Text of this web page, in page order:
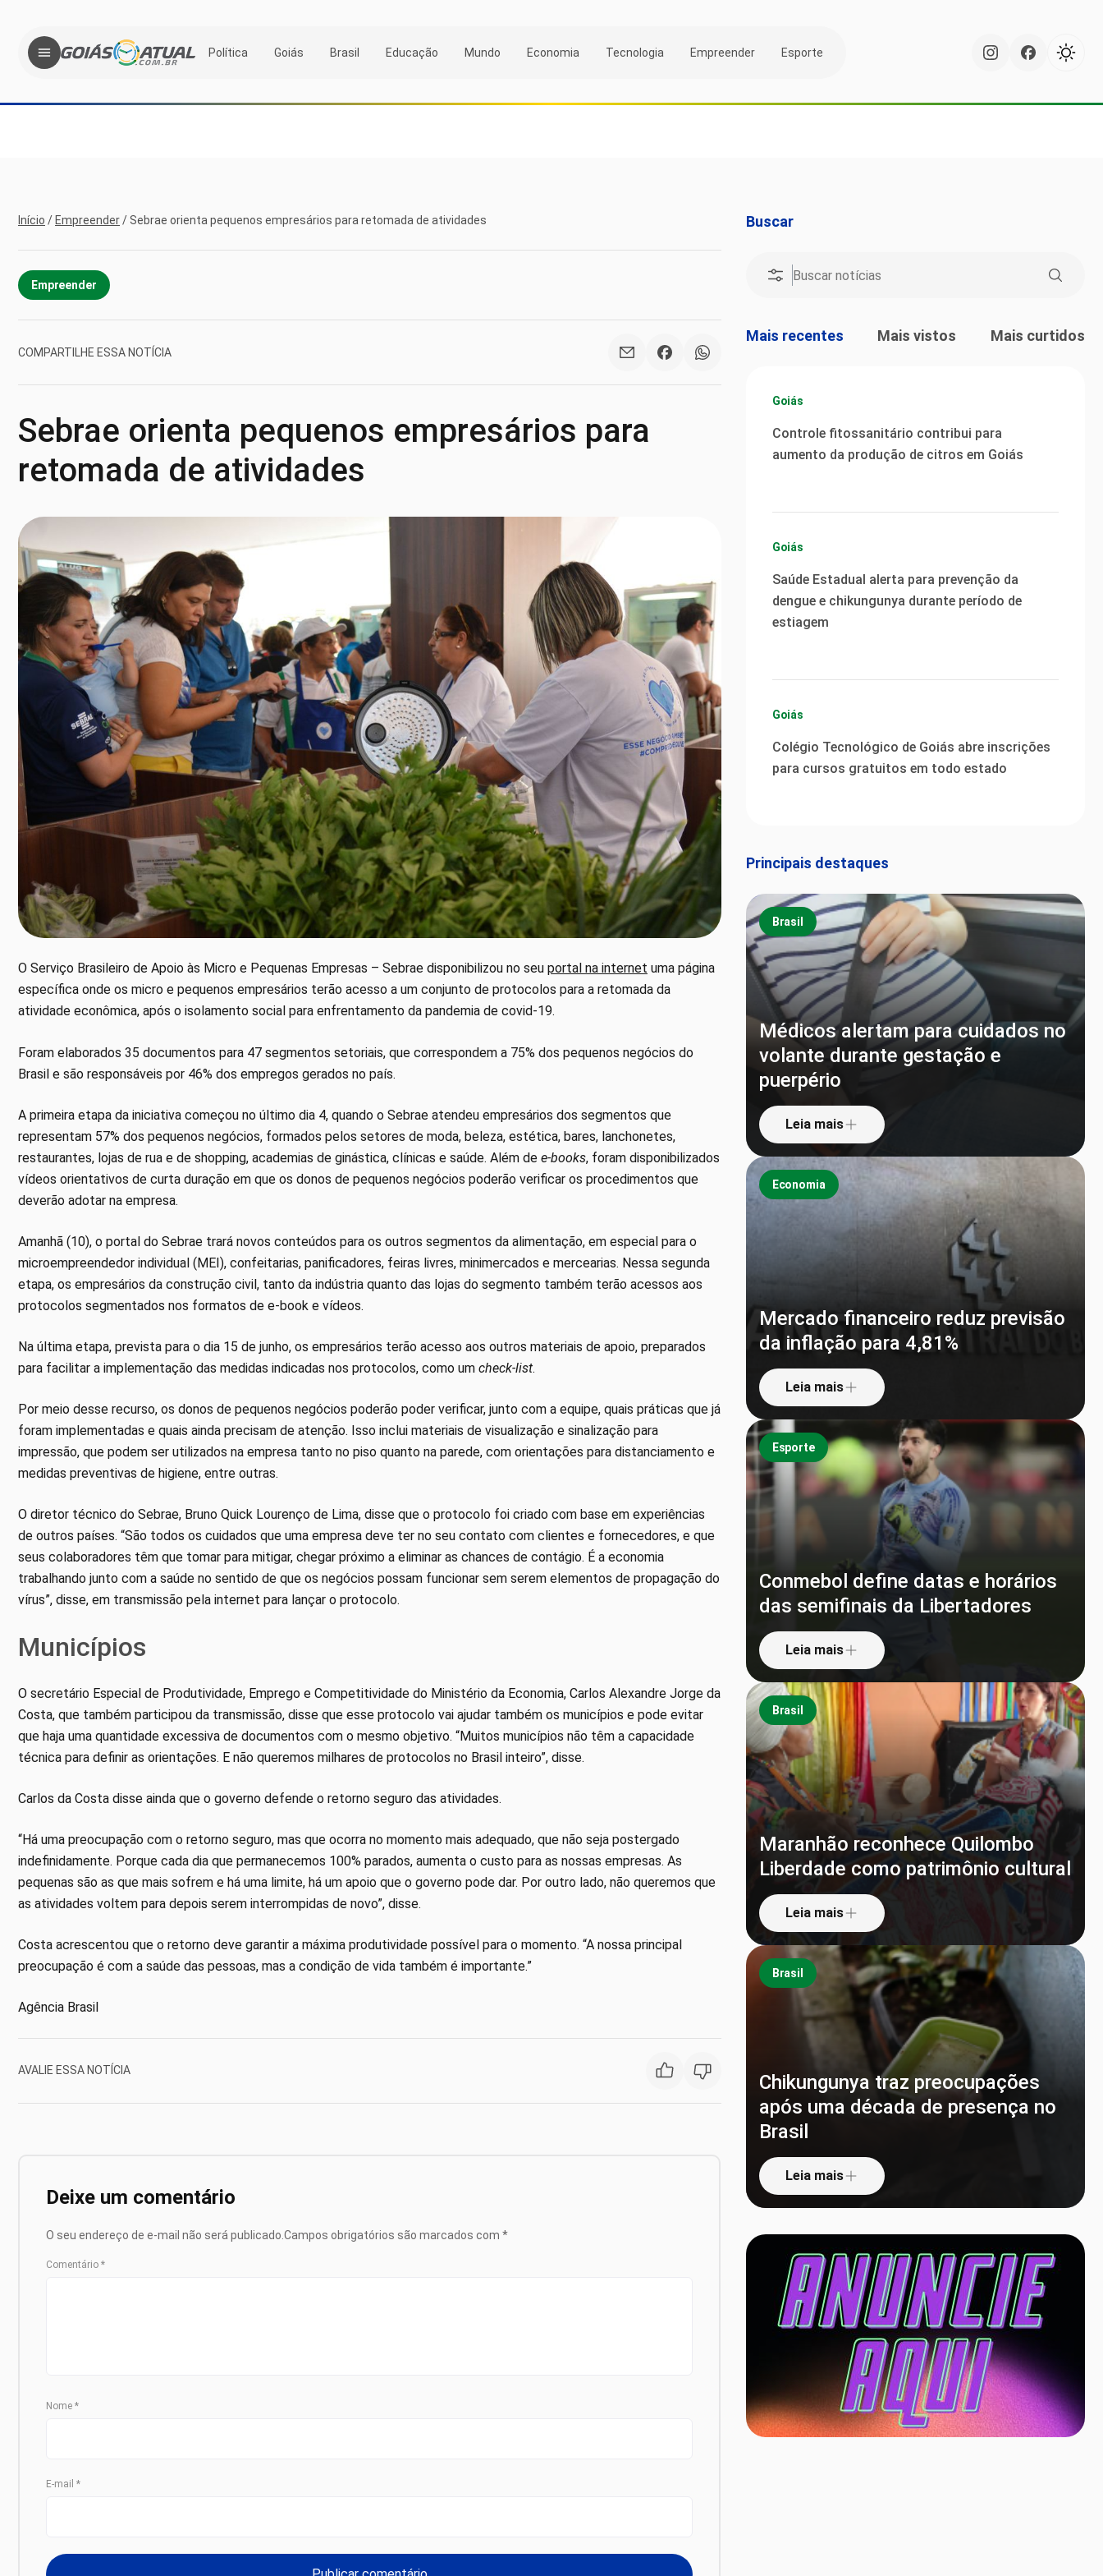
Política Goiás Brasil Educação Mundo Economia Tecnologia Empreender Esporte
Início / Empreender/ Sebrae orienta pequenos empresários para retomada de atividades
Empreender
COMPARTILHE ESSA NOTÍCIA
Sebrae orienta pequenos empresários para
retomada de atividades
O Serviço Brasileiro de Apoio às Micro e Pequenas Empresas – Sebrae disponibilizou no seu portal na internet uma página
específica onde os micro e pequenos empresários terão acesso a um conjunto de protocolos para a retomada da
atividade econômica, após o isolamento social para enfrentamento da pandemia de covid-19.
Foram elaborados 35 documentos para 47 segmentos setoriais, que correspondem a 75% dos pequenos negócios do
Brasil e são responsáveis por 46% dos empregos gerados no país.
A primeira etapa da iniciativa começou no último dia 4, quando o Sebrae atendeu empresários dos segmentos que
representam 57% dos pequenos negócios, formados pelos setores de moda, beleza, estética, bares, lanchonetes,
restaurantes, lojas de rua e de shopping, academias de ginástica, clínicas e saúde. Além de e-books, foram disponibilizados
vídeos orientativos de curta duração em que os donos de pequenos negócios poderão verificar os procedimentos que
deverão adotar na empresa.
Amanhã (10), o portal do Sebrae trará novos conteúdos para os outros segmentos da alimentação, em especial para o
microempreendedor individual (MEI), confeitarias, panificadores, feiras livres, minimercados e mercearias. Nessa segunda
etapa, os empresários da construção civil, tanto da indústria quanto das lojas do segmento também terão acessos aos
protocolos segmentados nos formatos de e-book e vídeos.
Na última etapa, prevista para o dia 15 de junho, os empresários terão acesso aos outros materiais de apoio, preparados
para facilitar a implementação das medidas indicadas nos protocolos, como um check-list.
Por meio desse recurso, os donos de pequenos negócios poderão poder verificar, junto com a equipe, quais práticas que já
foram implementadas e quais ainda precisam de atenção. Isso inclui materiais de visualização e sinalização para
impressão, que podem ser utilizados na empresa tanto no piso quanto na parede, com orientações para distanciamento e
medidas preventivas de higiene, entre outras.
O diretor técnico do Sebrae, Bruno Quick Lourenço de Lima, disse que o protocolo foi criado com base em experiências
de outros países. “São todos os cuidados que uma empresa deve ter no seu contato com clientes e fornecedores, e que
seus colaboradores têm que tomar para mitigar, chegar próximo a eliminar as chances de contágio. É a economia
trabalhando junto com a saúde no sentido de que os negócios possam funcionar sem serem elementos de propagação do
vírus”, disse, em transmissão pela internet para lançar o protocolo.
Municípios
O secretário Especial de Produtividade, Emprego e Competitividade do Ministério da Economia, Carlos Alexandre Jorge da
Costa, que também participou da transmissão, disse que esse protocolo vai ajudar também os municípios e pode evitar
que haja uma quantidade excessiva de documentos com o mesmo objetivo. “Muitos municípios não têm a capacidade
técnica para definir as orientações. E não queremos milhares de protocolos no Brasil inteiro”, disse.
Carlos da Costa disse ainda que o governo defende o retorno seguro das atividades.
“Há uma preocupação com o retorno seguro, mas que ocorra no momento mais adequado, que não seja postergado
indefinidamente. Porque cada dia que permanecemos 100% parados, aumenta o custo para as nossas empresas. As
pequenas são as que mais sofrem e há uma limite, há um apoio que o governo pode dar. Por outro lado, não queremos que
as atividades voltem para depois serem interrompidas de novo”, disse.
Costa acrescentou que o retorno deve garantir a máxima produtividade possível para o momento. “A nossa principal
preocupação é com a saúde das pessoas, mas a condição de vida também é importante.”
Agência Brasil
AVALIE ESSA NOTÍCIA
Deixe um comentário
O seu endereço de e-mail não será publicado. Campos obrigatórios são marcados com *
Comentário *
Nome *
E-mail *
Buscar
Mais recentes Mais vistos Mais curtidos
Goiás
Controle fitossanitário contribui para
aumento da produção de citros em Goiás
Goiás
Saúde Estadual alerta para prevenção da
dengue e chikungunya durante período de
estiagem
Goiás
Colégio Tecnológico de Goiás abre inscrições
para cursos gratuitos em todo estado
Principais destaques
Brasil
Médicos alertam para cuidados no
volante durante gestação e
puerpério
Leia mais
Economia
Mercado financeiro reduz previsão
da inflação para 4,81%
Leia mais
Esporte
Conmebol define datas e horários
das semifinais da Libertadores
Leia mais
Brasil
Maranhão reconhece Quilombo
Liberdade como patrimônio cultural
Leia mais
Brasil
Chikungunya traz preocupações
após uma década de presença no
Brasil
Leia mais